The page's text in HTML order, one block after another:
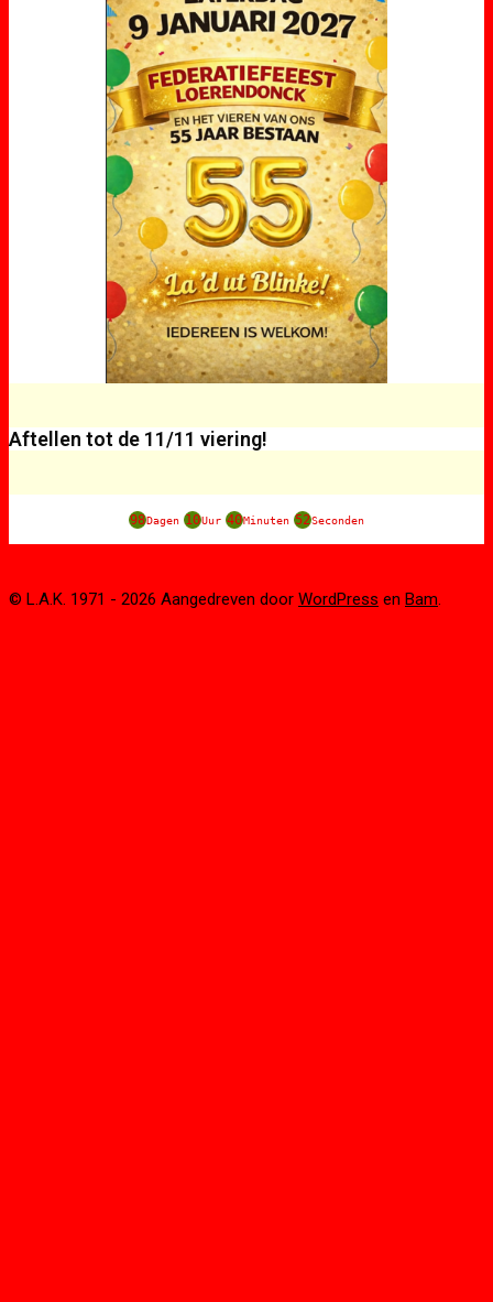
Aftellen tot de 11/11 viering!
98Dagen 10Uur 40Minuten 52Seconden
© L.A.K. 1971 - 2026 Aangedreven door WordPress en Bam.